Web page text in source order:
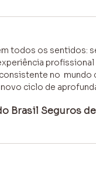
todos os sentidos:
no
ciclo de
Brasil Seguros de